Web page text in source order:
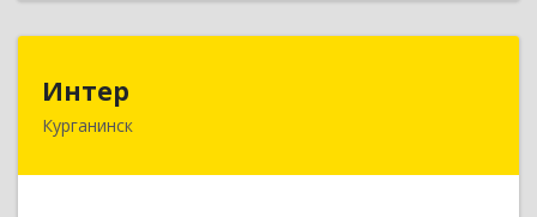
Интер
Курганинск352430, Краснодарский край, Курганинск г,